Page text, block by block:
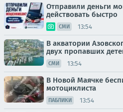
Отправили деньги
действовать быстро
СМИ 13:54
В акватории
двух пропавших
СМИ 13:54
В Новой Маячке
мотоциклиста
ПАБЛИКИ 13:54